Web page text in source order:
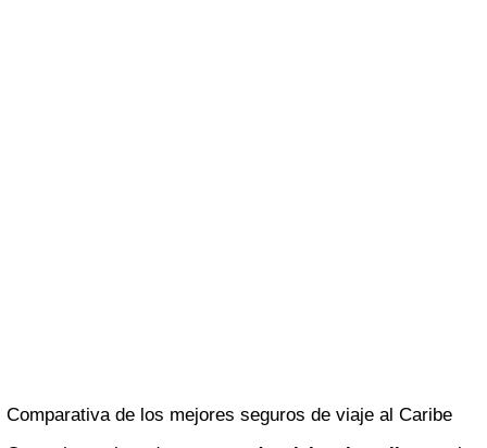
Comparativa de los mejores seguros de viaje al Caribe